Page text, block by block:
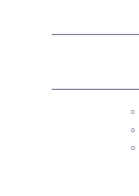
○
○
○